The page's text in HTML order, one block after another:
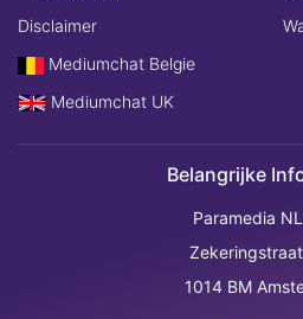
Disclaimer
Mediumchat Belgie
Mediumchat UK
Belangrijke
Paramedia
1014 BM